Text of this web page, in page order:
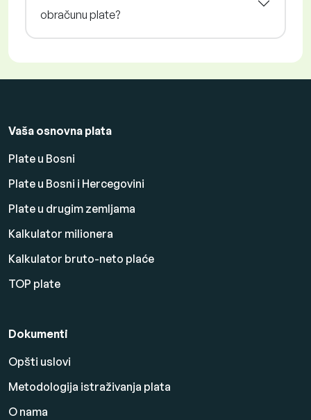
obračunu plate?
Vaša osnovna plata
Plate u Bosni
Plate u Bosni i Hercegovini
Plate u drugim zemljama
Kalkulator milionera
Kalkulator bruto-neto plaće
TOP plate
Dokumenti
Opšti uslovi
Metodologija istraživanja plata
O nama